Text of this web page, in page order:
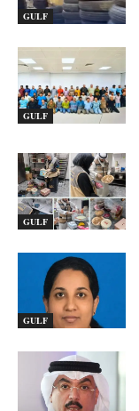
GULF
GULF
GULF
GULF